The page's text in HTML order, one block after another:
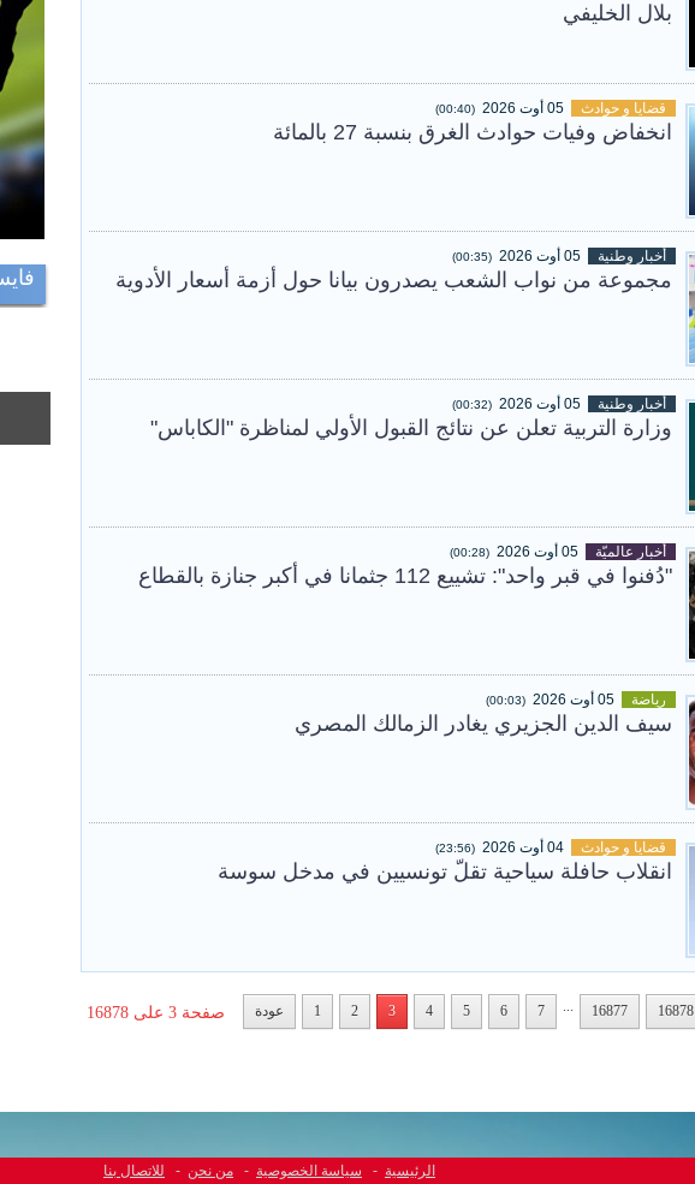
بلال الخليفي
قضايا و حوادث (00:40)
انخفاض وفيات حوادث الغرق بنسبة 27 بالمائة
أخبار وطنية (00:35)
مجموعة من نواب الشعب يصدرون بيانا حول أزمة أسعار الأدوية
أخبار وطنية (00:32)
وزارة التربية تعلن عن نتائج القبول الأولي لمناظرة "الكاباس"
أخبار عالميّة (00:28)
"دُفنوا في قبر واحد": تشييع 112 جثمانا في أكبر جنازة بالقطاع
رياضة (00:03)
سيف الدين الجزيري يغادر الزمالك المصري
قضايا و حوادث (23:56)
انقلاب حافلة سياحية تقلّ تونسيين في مدخل سوسة
صفحة 3 على 16878 عودة 1 2 3 4 5 6 7 ... 16877 16878
الرئيسية - سياسة الخصوصية - من نحن - للاتصال بنا